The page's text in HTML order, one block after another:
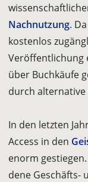
Nachnutzung. Da
kostenlos
Veröffentlichung
über Buchkäufe
durch
In den letzten
Access in den
enorm
dene Geschäfts-